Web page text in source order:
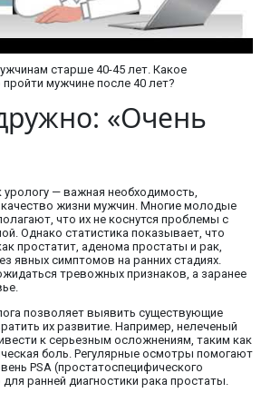
старше 40-45 лет. Какое
мужчине после 40 лет?
«Очень
— важная необходимость,
жизни мужчин. Многие молодые
что их не коснутся проблемы с
Однако статистика показывает, что
простатит, аденома простаты и рак,
явных симптомов на ранних стадиях.
тревожных признаков, а заранее
позволяет выявить существующие
их развитие. Например, нелеченый
к серьезным осложнениям, таким как
боль. Регулярные осмотры помогают
PSA (простатоспецифического
ранней диагностики рака простаты.